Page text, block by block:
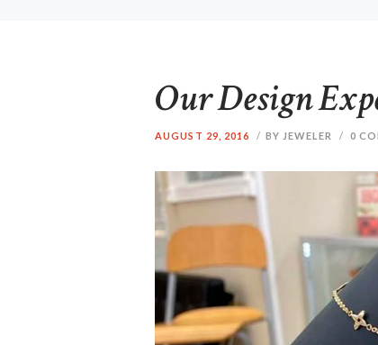
Our Design
AUGUST 29, 2016 BY JEWELER 0